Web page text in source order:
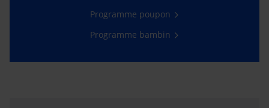
Programme poupon
Programme bambin